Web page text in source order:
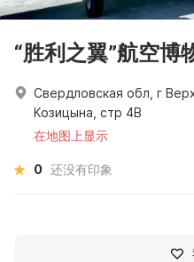
“胜利之翼”航空博
Свердловская обл, г
Козицына, стр 4В
在地图上显示
0 还没有印象